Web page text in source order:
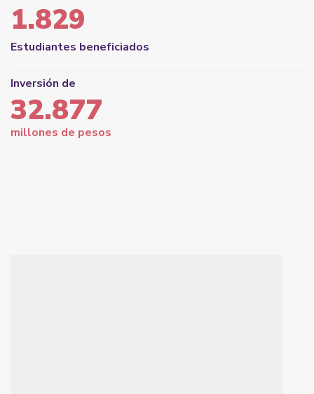
1.829
Estudiantes beneficiados
Inversión de
32.877
millones de pesos